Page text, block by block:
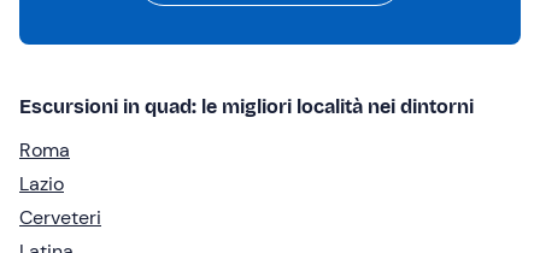
Escursioni in quad: le migliori località nei dintorni
Roma
Lazio
Cerveteri